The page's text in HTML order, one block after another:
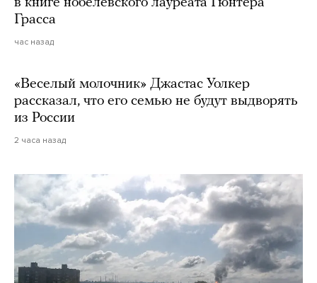
в книге нобелевского лауреата Гюнтера
Грасса
час назад
«Веселый молочник» Джастас Уолкер
рассказал, что его семью не будут выдворять
из России
2 часа назад